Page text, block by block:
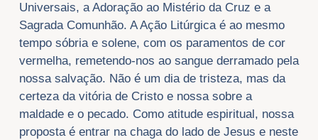
Universais, a Adoração ao Mistério da Cruz e a
Sagrada Comunhão. A Ação Litúrgica é ao mesmo
tempo sóbria e solene, com os paramentos de cor
vermelha, remetendo-nos ao sangue derramado pela
nossa salvação. Não é um dia de tristeza, mas da
certeza da vitória de Cristo e nossa sobre a
maldade e o pecado. Como atitude espiritual, nossa
proposta é entrar na chaga do lado de Jesus e neste